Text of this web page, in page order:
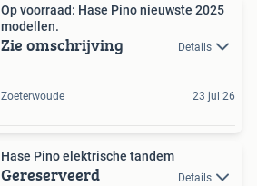
Op voorraad: Hase Pino nieuwste 2025
modellen.
Zie omschrijving Details
Zoeterwoude 23 jul 26
Hase Pino elektrische tandem
Gereserveerd Details